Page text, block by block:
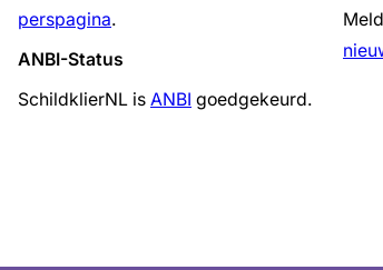
perspagina.
ANBI-Status
SchildklierNL is ANBI goedgekeurd.